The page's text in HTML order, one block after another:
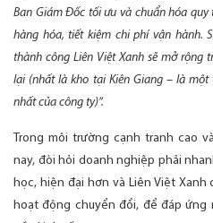
Ban Giám Đốc tối ưu và chuẩn hóa
hàng hóa, tiết kiệm chi phí vận hành.
thành công Liên Việt Xanh sẽ mở rộng
lại (nhất là kho tại Kiên Giang – là
nhất của công ty)”.
Trong môi trường cạnh tranh cao
nay, đòi hỏi doanh nghiệp phải
học, hiện đại hơn và Liên Việt
hoạt động chuyển đổi, để đáp ứng